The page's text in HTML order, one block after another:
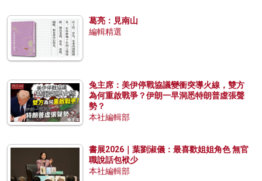
葛亮：見南山
編輯精選
兔主席：美伊停戰協議變衝突導火線，雙方
為何重啟戰爭？伊朗一早洞悉特朗普虛張聲
勢？
本社編輯部
書展2026｜葉劉淑儀：最喜歡姐姐角色 無官
職說話包袱少
本社編輯部